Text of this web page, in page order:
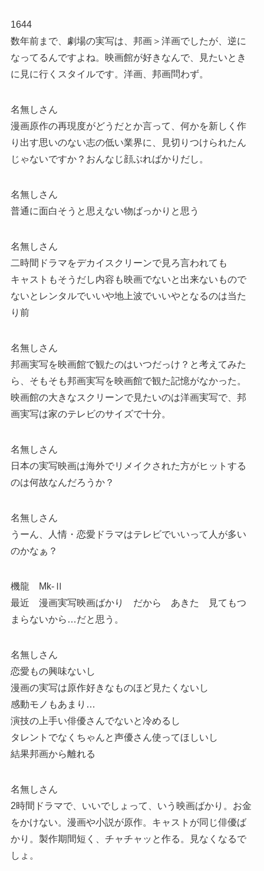
1644
数年前まで、劇場の実写は、邦画＞洋画でしたが、逆に
なってるんですよね。映画館が好きなんで、見たいとき
に見に行くスタイルです。洋画、邦画問わず。
名無しさん
漫画原作の再現度がどうだとか言って、何かを新しく作
り出す思いのない志の低い業界に、見切りつけられたん
じゃないですか？おんなじ顔ぶればかりだし。
名無しさん
普通に面白そうと思えない物ばっかりと思う
名無しさん
二時間ドラマをデカイスクリーンで見ろ言われても
キャストもそうだし内容も映画でないと出来ないもので
ないとレンタルでいいや地上波でいいやとなるのは当た
り前
名無しさん
邦画実写を映画館で観たのはいつだっけ？と考えてみた
ら、そもそも邦画実写を映画館で観た記憶がなかった。
映画館の大きなスクリーンで見たいのは洋画実写で、邦
画実写は家のテレビのサイズで十分。
名無しさん
日本の実写映画は海外でリメイクされた方がヒットする
のは何故なんだろうか？
名無しさん
うーん、人情・恋愛ドラマはテレビでいいって人が多い
のかなぁ？
機龍 Mk-Ⅱ
最近 漫画実写映画ばかり だから あきた 見てもつ
まらないから…だと思う。
名無しさん
恋愛もの興味ないし
漫画の実写は原作好きなものほど見たくないし
感動モノもあまり…
演技の上手い俳優さんでないと冷めるし
タレントでなくちゃんと声優さん使ってほしいし
結果邦画から離れる
名無しさん
2時間ドラマで、いいでしょって、いう映画ばかり。お金
をかけない。漫画や小説が原作。キャストが同じ俳優ば
かり。製作期間短く、チャチャッと作る。見なくなるで
しょ。